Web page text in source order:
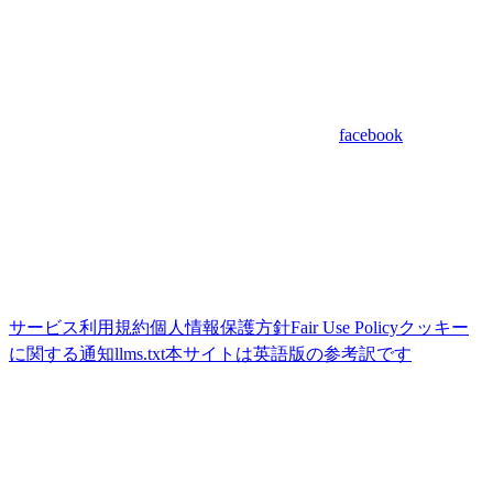
facebook
サービス利用規約個人情報保護方針Fair Use Policyクッキー
に関する通知llms.txt本サイトは英語版の参考訳です